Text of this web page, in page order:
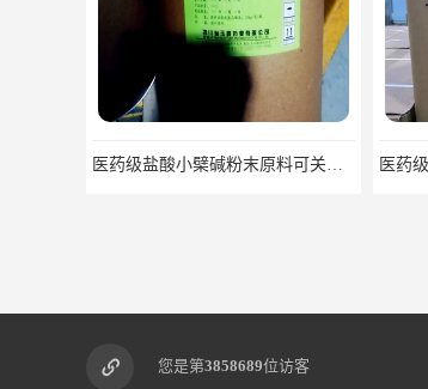
医药级盐酸小檗碱粉末原料可关联审评
您是第3858689位访客